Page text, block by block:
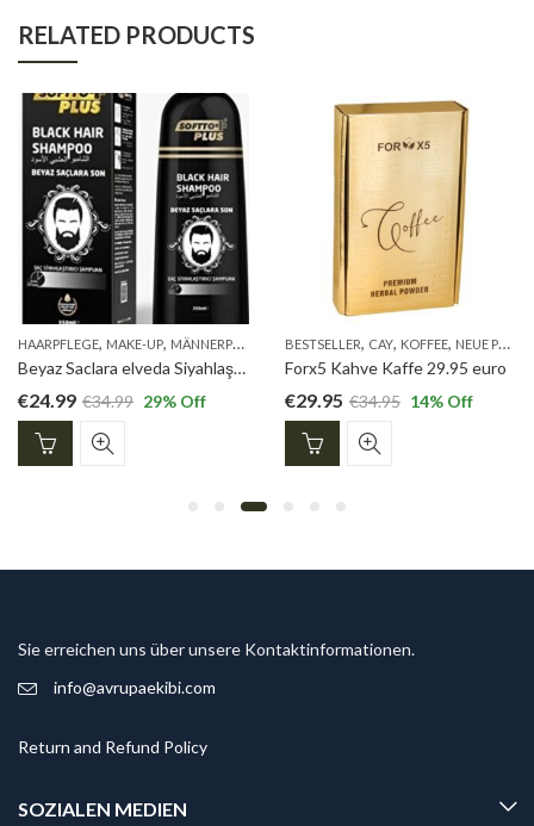
RELATED PRODUCTS
,NUTRITEA,PARFUM ,REDUZIERTE PRODUKTE, REINIGUNGSKLEIDUNG,SERIE
HAARPFLEGE, MAKE-UP, MÄNNERPFLEGE NEUE PRODUKTE,REDUZIERTE
Beyaz Saclara elveda Siyahlaştırıcı Sampuan 350ml
€24.99 €34.99 29% Off
BESTSELLER, CAY, KOFFEE, NEUE PRODUKTE
Forx5 Kahve Kaffe 29.95 euro
€29.95 €34.95 14% Off
Sie erreichen uns über unsere Kontaktinformationen.
info@avrupaekibi.com
Return and Refund Policy
SOZIALEN MEDIEN